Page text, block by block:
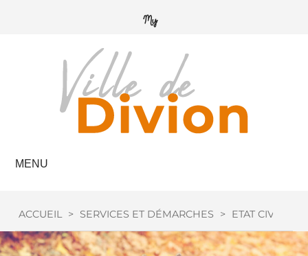
MENU
ACCUEIL > SERVICES ET DÉMARCHES > ETAT CIVIL